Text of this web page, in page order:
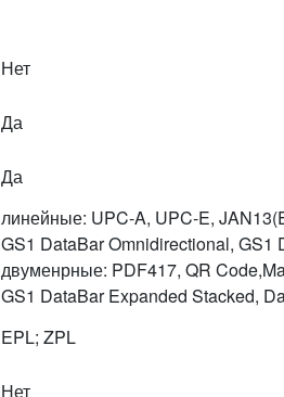
Нет
Да
Да
линейные: UPC-A, UPC-E,
GS1 DataBar Omnidirectional, GS1
двуменрные: PDF417, QR
GS1 DataBar Expanded Stacked,
EPL; ZPL
Нет